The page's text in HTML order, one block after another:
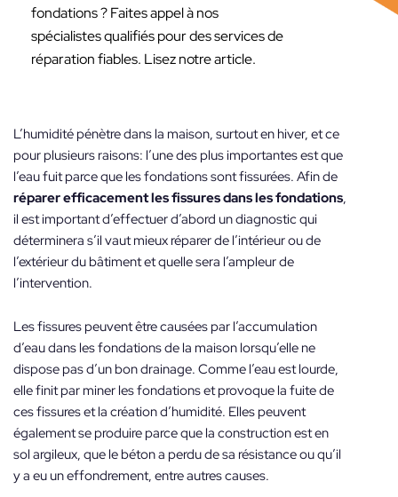
fondations ? Faites appel à nos
spécialistes qualifiés pour des services de
réparation fiables. Lisez notre article.
L’humidité pénètre dans la maison, surtout en hiver, et ce
pour plusieurs raisons: l’une des plus importantes est que
l’eau fuit parce que les fondations sont fissurées. Afin de
réparer efficacement les fissures dans les fondations,
il est important d’effectuer d’abord un diagnostic qui
déterminera s’il vaut mieux réparer de l’intérieur ou de
l’extérieur du bâtiment et quelle sera l’ampleur de
l’intervention.
Les fissures peuvent être causées par l’accumulation
d’eau dans les fondations de la maison lorsqu’elle ne
dispose pas d’un bon drainage. Comme l’eau est lourde,
elle finit par miner les fondations et provoque la fuite de
ces fissures et la création d’humidité. Elles peuvent
également se produire parce que la construction est en
sol argileux, que le béton a perdu de sa résistance ou qu’il
y a eu un effondrement, entre autres causes.